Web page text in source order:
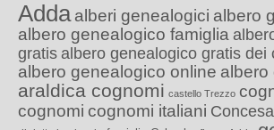
Adda alberi genealogici albero
albero genealogico famiglia
gratis albero genealogico gratis dei
albero genealogico online albero
araldica cognomi castello Trezzo
cognomi cognomi italiani Concesa